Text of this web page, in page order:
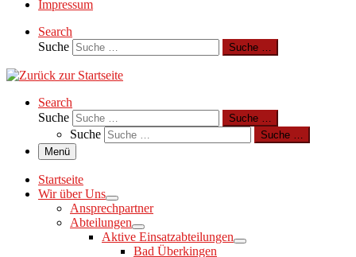
Impressum
Search
Suche
Suche …
Search
Suche
Suche …
Suche
Suche …
Menü
Startseite
Wir über Uns
Ansprechpartner
Abteilungen
Aktive Einsatzabteilungen
Bad Überkingen